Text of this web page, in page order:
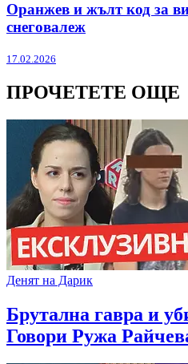
Оранжев и жълт код за
снеговалеж
17.02.2026
ПРОЧЕТЕТЕ ОЩЕ
Денят на Дарик
Брутална гавра и
Говори Ружа